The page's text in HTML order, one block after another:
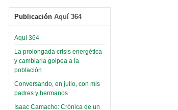
certificados por apoyo al
Séptimo Encuentro de
Sábado, 14 Octubre 2023
Leer Más...
Trabajo Social de la UMSA
volverá a las urnas para elegir a
su directora
Sábado, 14 Octubre 2023
y esconder la
mano
El Infamatorio
Jueves, 10 Diciembre 2020
Read more...
Infierno Covid
parte VI:
Gabinete de
Publicación Aquí 364
Aquí 364
La prolongada crisis energética
y cambiaria golpea a la
población
Conversando, en julio, con mis
padres y hermanos
Isaac Camacho: Crónica de un